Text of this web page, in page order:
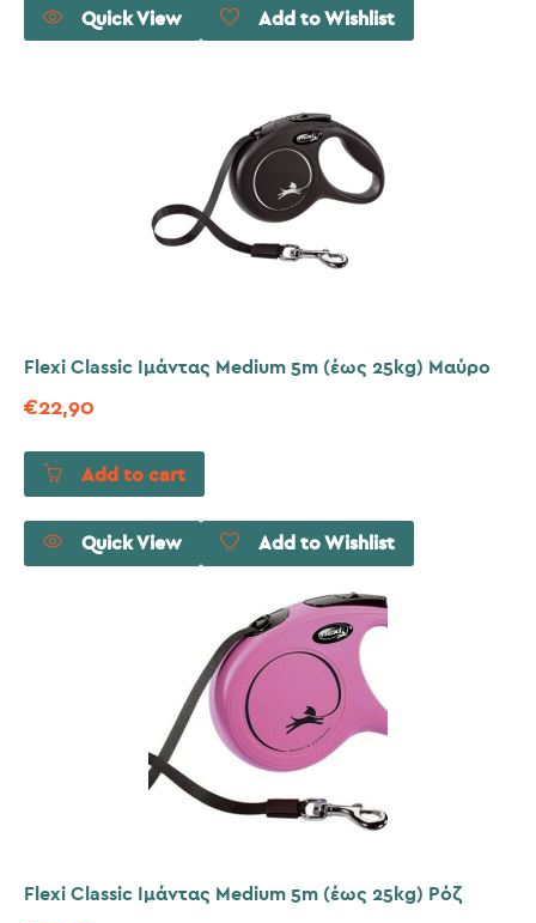
Quick View Add to Wishlist
Flexi Classic Ιμάντας Medium 5m (έως 25kg) Μαύρο
€22,90
Add to cart
Quick View Add to Wishlist
Flexi Classic Ιμάντας Medium 5m (έως 25kg) Ρόζ